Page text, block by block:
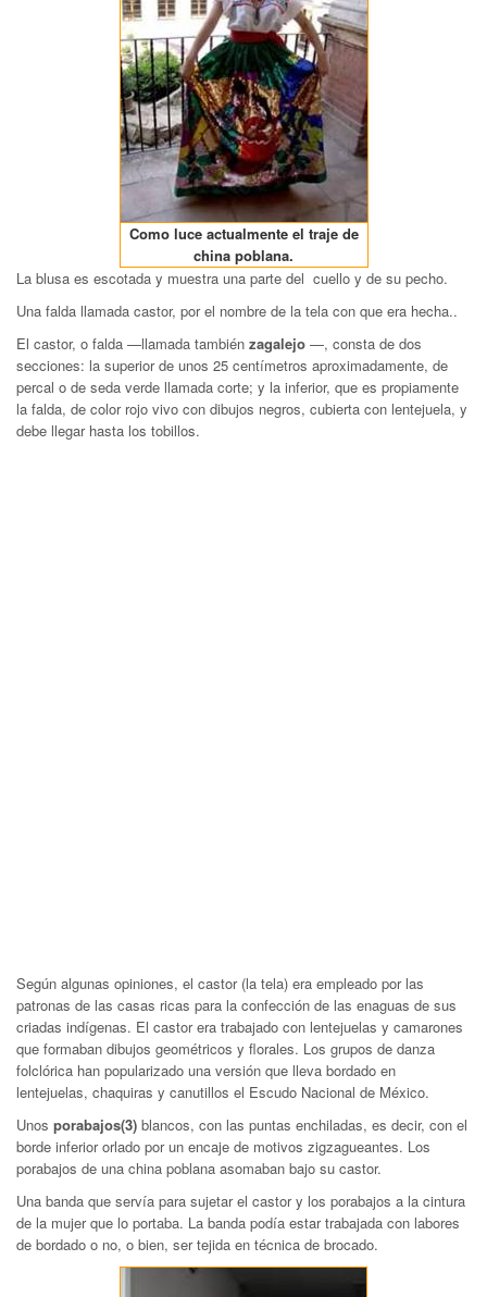
Como luce actualmente el traje de
china poblana.
La blusa es escotada y muestra una parte del cuello y de su pecho.
Una falda llamada castor, por el nombre de la tela con que era hecha..
El castor, o falda —llamada también zagalejo —, consta de dos
secciones: la superior de unos 25 centímetros aproximadamente, de
percal o de seda verde llamada corte; y la inferior, que es propiamente
la falda, de color rojo vivo con dibujos negros, cubierta con lentejuela, y
debe llegar hasta los tobillos.
Según algunas opiniones, el castor (la tela) era empleado por las
patronas de las casas ricas para la confección de las enaguas de sus
criadas indígenas. El castor era trabajado con lentejuelas y camarones
que formaban dibujos geométricos y florales. Los grupos de danza
folclórica han popularizado una versión que lleva bordado en
lentejuelas, chaquiras y canutillos el Escudo Nacional de México.
Unos porabajos(3) blancos, con las puntas enchiladas, es decir, con el
borde inferior orlado por un encaje de motivos zigzagueantes. Los
porabajos de una china poblana asomaban bajo su castor.
Una banda que servía para sujetar el castor y los porabajos a la cintura
de la mujer que lo portaba. La banda podía estar trabajada con labores
de bordado o no, o bien, ser tejida en técnica de brocado.